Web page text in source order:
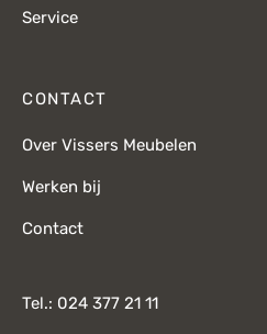
Service
CONTACT
Over Vissers Meubelen
Werken bij
Contact
Tel.: 024 377 21 11